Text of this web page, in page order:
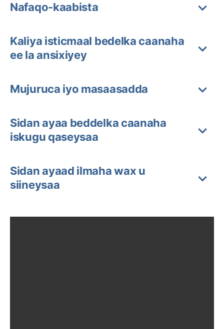
Nafaqo-kaabista
Kaliya isticmaal bedelka caanaha
ee la ansixiyey
Mujuruca iyo masaasadda
Sidan ayaa beddelka caanaha
iskugu qaseysaa
Sidan ayaad ilmaha wax u
siineysaa